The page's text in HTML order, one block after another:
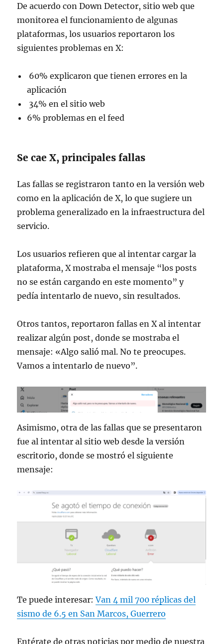
De acuerdo con Down Detector, sitio web que
monitorea el funcionamiento de algunas
plataformas, los usuarios reportaron los
siguientes problemas en X:
60% explicaron que tienen errores en la
aplicación
34% en el sitio web
6% problemas en el feed
Se cae X, principales fallas
Las fallas se registraron tanto en la versión web
como en la aplicación de X, lo que sugiere un
problema generalizado en la infraestructura del
servicio.
Los usuarios refieren que al intentar cargar la
plataforma, X mostraba el mensaje “los posts
no se están cargando en este momento” y
pedía intentarlo de nuevo, sin resultados.
Otros tantos, reportaron fallas en X al intentar
realizar algún post, donde se mostraba el
mensaje: «Algo salió mal. No te preocupes.
Vamos a intentarlo de nuevo”.
Asimismo, otra de las fallas que se presentaron
fue al intentar al sitio web desde la versión
escritorio, donde se mostró el siguiente
mensaje:
Te puede interesar:Van 4 mil 700 réplicas del
sismo de 6.5 en San Marcos, Guerrero
Entérate de otras noticias por medio de nuestra